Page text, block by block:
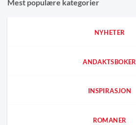
Mest populære kategorier
NYHETER
ANDAKTSBOKER
INSPIRASJON
ROMANER